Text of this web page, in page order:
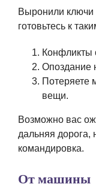
Выронили
готовьтесь к
Конфликты
Опоздание
Потеряете
вещи.
Возможно вас
дальняя дорога,
командировка.
От машины